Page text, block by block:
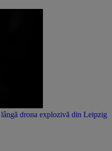
drona explozivă din Leipzig